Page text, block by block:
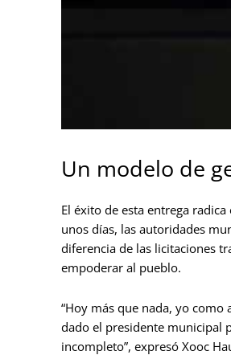
Un modelo de
El éxito de esta entrega
unos días, las autoridades
diferencia de las licitaciones
empoderar al pueblo.
“Hoy más que nada, yo
dado el presidente municipal
incompleto”, expresó Xooc